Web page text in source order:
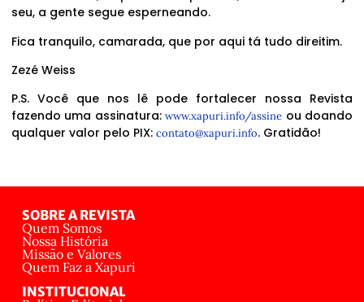
seu, a gente segue esperneando.
Fica tranquilo, camarada, que por aqui tá tudo direitim.
Zezé Weiss
P.S. Você que nos lê pode fortalecer nossa Revista
fazendo uma assinatura:www.xapuri.info/assine ou doando
qualquer valor pelo PIX: contato@xapuri.info. Gratidão!
SOBRE A REVISTA
Quem Somos
Nossa História
Missão e Valores
Quem Faz a Xapuri
INSTITUCIONAL